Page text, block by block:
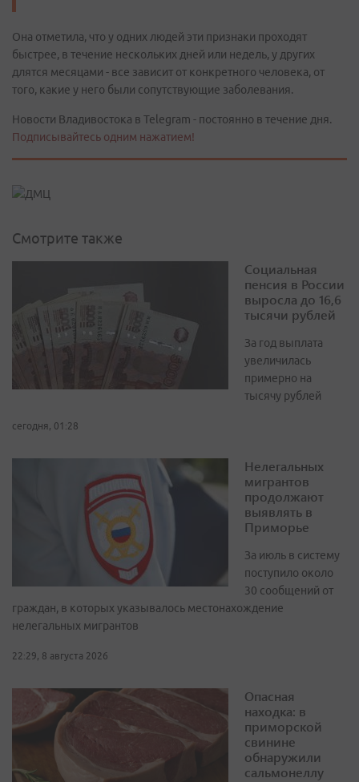
Она отметила, что у одних людей эти признаки проходят
быстрее, в течение нескольких дней или недель, у других
длятся месяцами - все зависит от конкретного человека, от
того, какие у него были сопутствующие заболевания.
Новости Владивостока в Telegram - постоянно в течение дня.
Подписывайтесь одним нажатием!
Смотрите также
Социальная
пенсия в России
выросла до 16,6
тысячи рублей
За год выплата
увеличилась
примерно на
тысячу рублей
сегодня, 01:28
Нелегальных
мигрантов
продолжают
выявлять в
Приморье
За июль в систему
поступило около
30 сообщений от
граждан, в которых указывалось местонахождение
нелегальных мигрантов
22:29, 8 августа 2026
Опасная
находка: в
приморской
свинине
обнаружили
сальмонеллу